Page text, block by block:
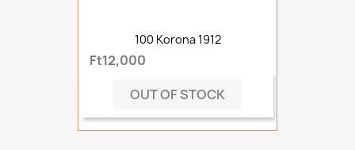
100 Korona 1912
Ft12,000
OUT OF STOCK